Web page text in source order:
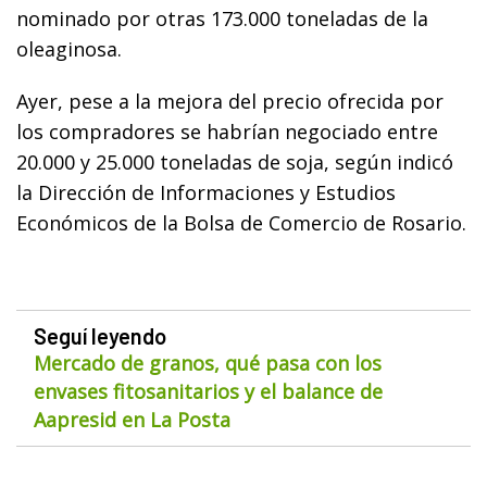
nominado por otras 173.000 toneladas de la
oleaginosa.
Ayer, pese a la mejora del precio ofrecida por
los compradores se habrían negociado entre
20.000 y 25.000 toneladas de soja, según indicó
la Dirección de Informaciones y Estudios
Económicos de la Bolsa de Comercio de Rosario.
Seguí leyendo
Mercado de granos, qué pasa con los
envases fitosanitarios y el balance de
Aapresid en La Posta